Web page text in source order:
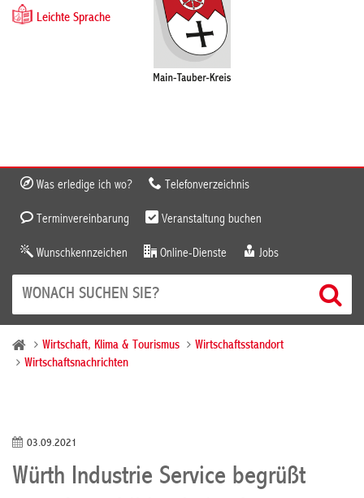
Leichte Sprache
Was erledige ich wo? Telefonverzeichnis
Terminvereinbarung Veranstaltung buchen
Wunschkennzeichen Online-Dienste Jobs
Wirtschaft, Klima & Tourismus
Wirtschaftsstandort
Wirtschaftsnachrichten
03.09.2021
Würth Industrie Service begrüßt